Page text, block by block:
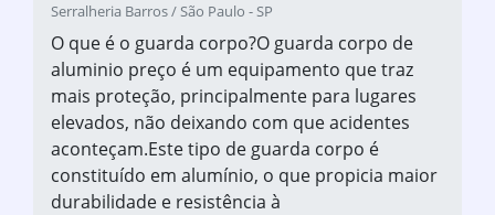
Serralheria Barros / São Paulo - SP
O que é o guarda corpo?O guarda corpo de
aluminio preço é um equipamento que traz
mais proteção, principalmente para lugares
elevados, não deixando com que acidentes
aconteçam.Este tipo de guarda corpo é
constituído em alumínio, o que propicia maior
durabilidade e resistência à